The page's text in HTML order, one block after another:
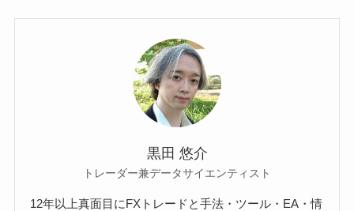
黒田 悠介
トレーダー兼データサイエンティスト
12年以上真面目にFXトレードと手法・ツール・EA・情